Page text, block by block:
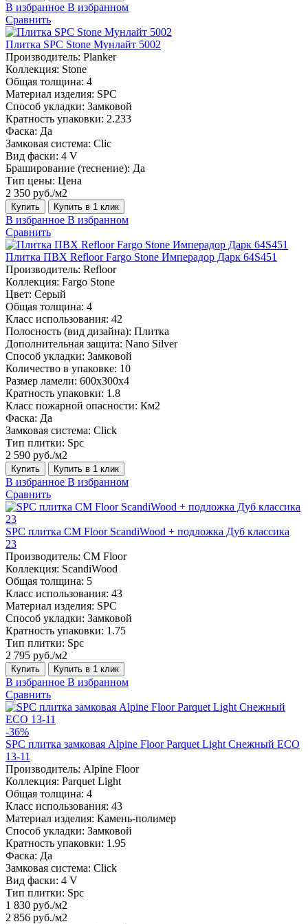
В избранное В избранном
Сравнить
Плитка SPC Stone Мунлайт 5002
Производитель: Planker
Коллекция: Stone
Общая толщина: 4
Материал изделия: SPC
Способ укладки: Замковой
Кратность упаковки: 2.233
Фаска: Да
Замковая система: Сlic
Вид фаски: 4 V
Браширование (теснение): Да
Тип цены: Цена
2 350 руб./м2
Купить Купить в 1 клик
В избранное В избранном
Сравнить
Плитка ПВХ Refloor Fargo Stone Имперадор Дарк 64S451
Производитель: Refloor
Коллекция: Fargo Stone
Цвет: Серый
Общая толщина: 4
Класс использования: 42
Полосность (вид дизайна): Плитка
Дополнительная защита: Nano Silver
Способ укладки: Замковой
Количество в упаковке: 10
Размер ламели: 600х300х4
Кратность упаковки: 1.8
Класс пожарной опасности: Км2
Фаска: Да
Замковая система: Click
Тип плитки: Spc
2 590 руб./м2
Купить Купить в 1 клик
В избранное В избранном
Сравнить
SPC плитка CM Floor ScandiWood + подложка Дуб классика
23
Производитель: CM Floor
Коллекция: ScandiWood
Общая толщина: 5
Класс использования: 43
Материал изделия: SPC
Способ укладки: Замковой
Кратность упаковки: 1.75
Тип плитки: Spc
2 795 руб./м2
Купить Купить в 1 клик
В избранное В избранном
Сравнить
-36%
SPC плитка замковая Alpine Floor Parquet Light Снежный ЕСО
13-11
Производитель: Alpine Floor
Коллекция: Parquet Light
Общая толщина: 4
Класс использования: 43
Материал изделия: Камень-полимер
Способ укладки: Замковой
Кратность упаковки: 1.95
Фаска: Да
Замковая система: Click
Вид фаски: 4 V
Тип плитки: Spc
1 830 руб./м2
2 856 руб./м2